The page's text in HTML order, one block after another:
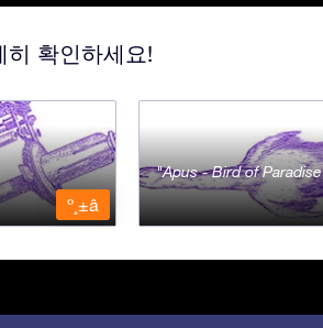
확인하세요!
º¸±â
Apus - Bird of Paradise